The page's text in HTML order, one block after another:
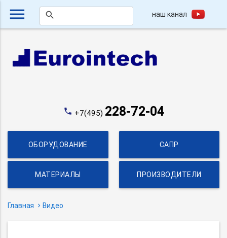
menu search наш канал
phone +7(495) 228-72-04
ОБОРУДОВАНИЕ САПР
МАТЕРИАЛЫ ПРОИЗВОДИТЕЛИ
Главная Видео